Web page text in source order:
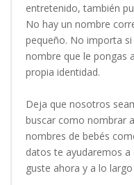
entretenido, también
No hay un nombre
pequeño. No importa
nombre que le pongas
propia identidad.
Deja que nosotros
buscar como nombrar
nombres de bebés
datos te ayudaremos
guste ahora y a lo